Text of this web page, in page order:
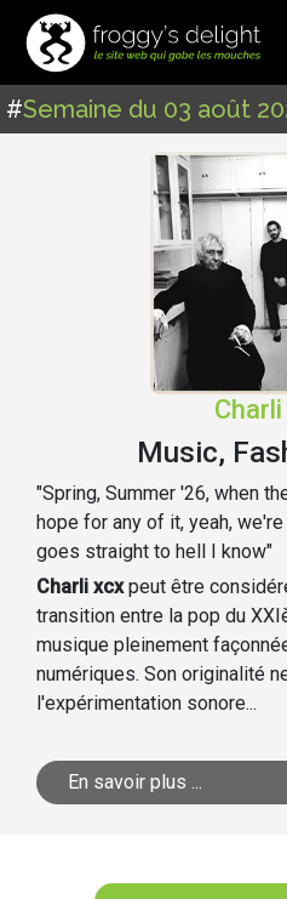
#Semaine du 03 août
Music,
"Spring, Summer '26, when
hope for any of it, yeah,
goes straight to hell I know"
Charli xcxpeut être
transition entre la pop du
musique pleinement
numériques. Son originalité
l'expérimentation sonore...
En savoir plus ...